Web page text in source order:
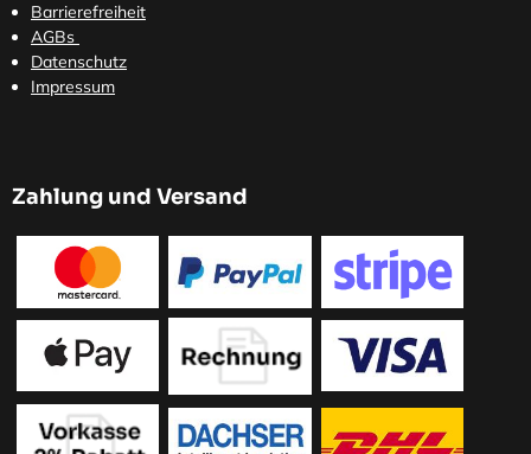
Barrierefreiheit
AGBs
Datenschutz
Impressum
Zahlung und Versand